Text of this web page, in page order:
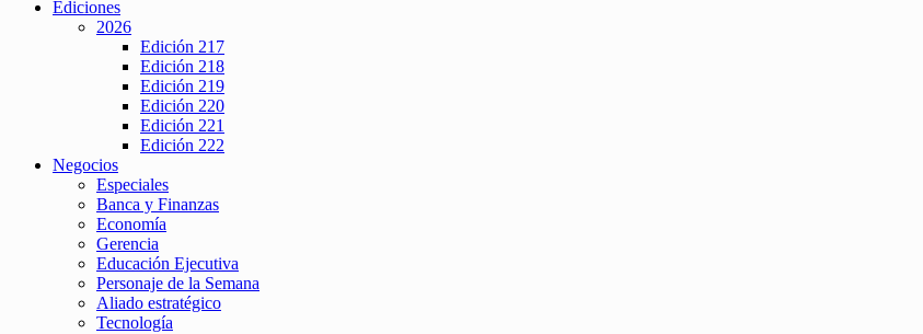
Ediciones
2026
Edición 217
Edición 218
Edición 219
Edición 220
Edición 221
Edición 222
Negocios
Especiales
Banca y Finanzas
Economía
Gerencia
Educación Ejecutiva
Personaje de la Semana
Aliado estratégico
Tecnología